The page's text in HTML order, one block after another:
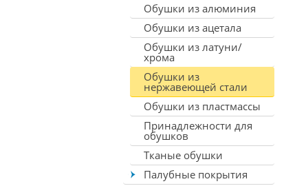
Обушки из алюминия
Обушки из ацетала
Обушки из латуни/
хрома
Обушки из
нержавеющей стали
Обушки из пластмассы
Принадлежности для
обушков
Тканые обушки
Палубные покрытия